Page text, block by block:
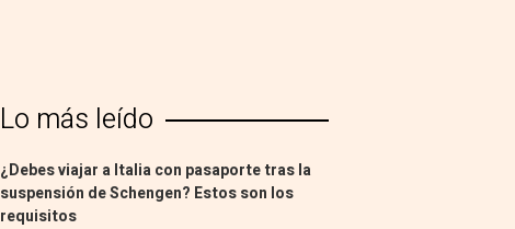
Lo más leído
¿Debes viajar a Italia con pasaporte tras la
suspensión de Schengen? Estos son los
requisitos